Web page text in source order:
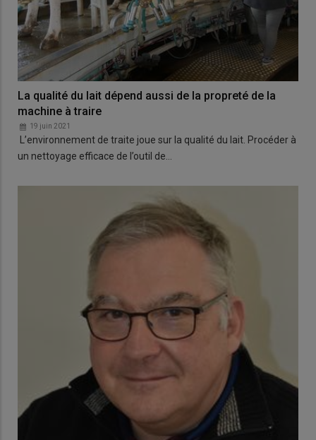
La qualité du lait dépend aussi de la propreté de la
machine à traire
19 juin 2021
L’environnement de traite joue sur la qualité du lait. Procéder à
un nettoyage efficace de l’outil de…